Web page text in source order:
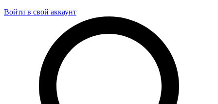
Войти в свой аккаунт